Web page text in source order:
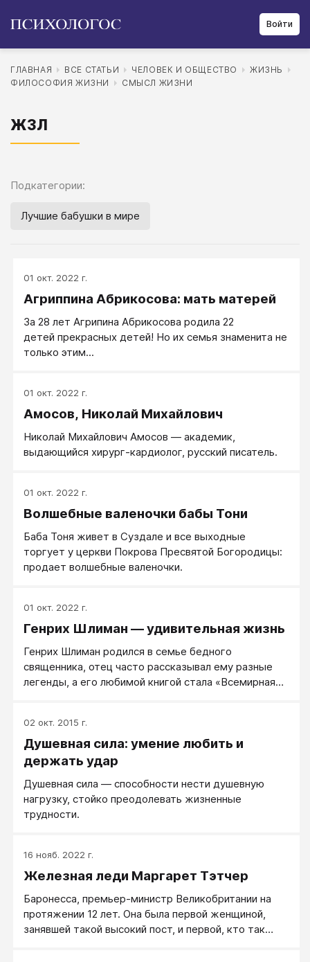
Войти
ГЛАВНАЯ ВСЕ СТАТЬИ ЧЕЛОВЕК И ОБЩЕСТВО
ЖИЗНЬ
ФИЛОСОФИЯ ЖИЗНИ
СМЫСЛ ЖИЗНИ
ЖЗЛ
Подкатегории:
Лучшие бабушки в мире
01 окт. 2022 г.
Агриппина Абрикосова: мать матерей
За 28 лет Агрипина Абрикосова родила 22
детей прекрасных детей! Но их семья знаменита не
только этим...
01 окт. 2022 г.
Амосов, Николай Михайлович
Николай Михайлович Амосов — академик,
выдающийся хирург-кардиолог, русский писатель.
01 окт. 2022 г.
Волшебные валеночки бабы Тони
Баба Тоня живет в Суздале и все выходные
торгует у церкви Покрова Пресвятой Богородицы:
продает волшебные валеночки.
01 окт. 2022 г.
Генрих Шлиман — удивительная жизнь
Генрих Шлиман родился в семье бедного
священника, отец часто рассказывал ему разные
легенды, а его любимой книгой стала «Всемирная
раскопаю Трою!». Семья его прокормить не может,
на гимназию денег нет, 5 лет он работает в лавке
бакалейщика с 5 утра до 11 ночи. Потом – все
любые варианты повернуть судьбу ввысь. Росток,
Гамбург. Случайные заработки, от голода и
тяжелых нагрузок у него часто идет горлом кровь.
Венесуэлу, тонул, был случайно спасен, в очередной
на голландский берег со старым одеялом в руках и
в промокшем нижнем белье. Это все, что у него
было.
02 окт. 2015 г.
Душевная сила: умение любить и
держать удар
Душевная сила — способности нести душевную
нагрузку, стойко преодолевать жизненные
трудности.
16 нояб. 2022 г.
Железная леди Маргарет Тэтчер
Баронесса, премьер-министр Великобритании на
протяжении 12 лет. Она была первой женщиной,
занявшей такой высокий пост, и первой, кто так